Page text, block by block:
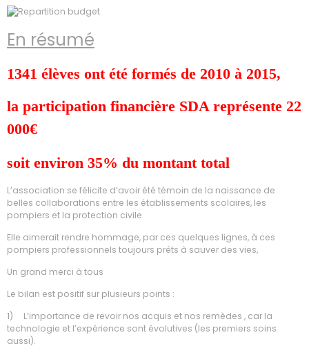
En résumé
1341 élèves ont été formés de 2010 à 2015,
la participation financière SDA représente 22
000€
soit environ 35% du montant total
L’association se félicite d’avoir été témoin de la naissance de
belles collaborations entre les établissements scolaires, les
pompiers et la protection civile.
Elle aimerait rendre hommage, par ces quelques lignes, à ces
pompiers professionnels toujours prêts à sauver des vies,
Un grand merci à tous
Le bilan est positif sur plusieurs points :
1) L’importance de revoir nos acquis et nos remèdes , car la
technologie et l’expérience sont évolutives (les premiers soins
aussi).